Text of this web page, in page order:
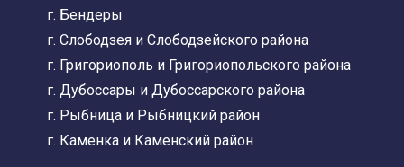
г. Бендеры
г. Слободзея и Слободзейского района
г. Григориополь и Григориопольского района
г. Дубоссары и Дубоссарского района
г. Рыбница и Рыбницкий район
г. Каменка и Каменский район